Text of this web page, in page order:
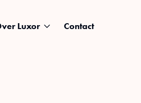
Luxor
Contact